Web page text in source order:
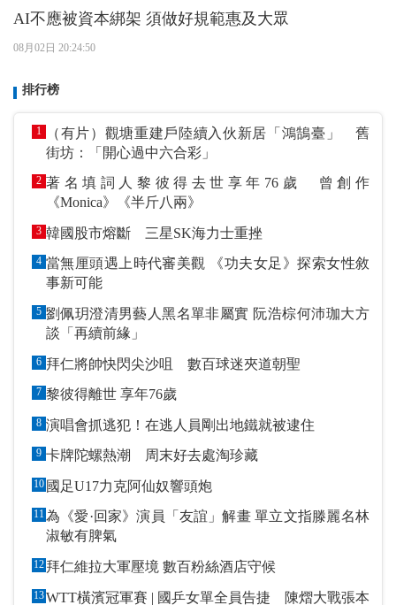
AI不應被資本綁架 須做好規範惠及大眾
08月02日 20:24:50
排行榜
1
（有片）觀塘重建戶陸續入伙新居「鴻鵠臺」 舊
街坊：「開心過中六合彩」
2 著名填詞人黎彼得去世享年76歲 曾創作
《Monica》《半斤八兩》
3 韓國股市熔斷 三星SK海力士重挫
4 當無厘頭遇上時代審美觀 《功夫女足》探索女性敘
事新可能
5 劉佩玥澄清男藝人黑名單非屬實 阮浩棕何沛珈大方
談「再續前緣」
6 拜仁將帥快閃尖沙咀 數百球迷夾道朝聖
7 黎彼得離世 享年76歲
8 演唱會抓逃犯！在逃人員剛出地鐵就被逮住
9 卡牌陀螺熱潮 周末好去處淘珍藏
10 國足U17力克阿仙奴響頭炮
11為《愛·回家》演員「友誼」解畫 單立文指滕麗名林
淑敏有脾氣
12 拜仁維拉大軍壓境 數百粉絲酒店守候
13WTT橫濱冠軍賽 | 國乒女單全員告捷 陳熠大戰張本